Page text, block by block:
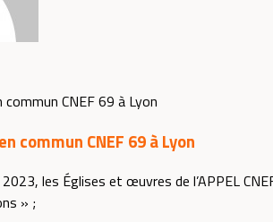
commun CNEF 69 à Lyon
les Églises et œuvres de l’APPEL
» ;